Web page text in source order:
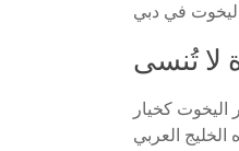
في دبي
لا تُنسى
اليخوت كخيار